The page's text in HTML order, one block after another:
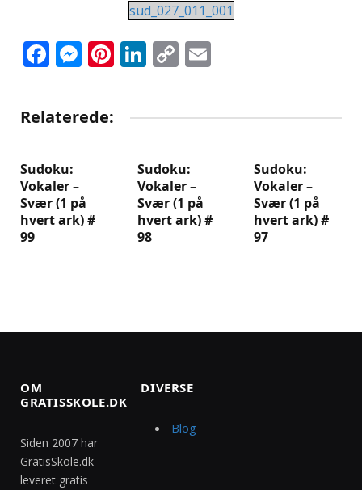
sud_027_011_001
Facebook
Messenger
Pinterest
LinkedIn
Copy
Relaterede:
Sudoku:
Vokaler –
Svær (1 på
hvert ark) #
99
Sudoku:
Vokaler –
Svær (1 på
hvert ark) #
98
Sudoku:
Vokaler –
Svær (1 på
hvert ark) #
97
OM
GRATISSKOLE.DK
Siden 2007 har
GratisSkole.dk
leveret gratis
DIVERSE
Blog